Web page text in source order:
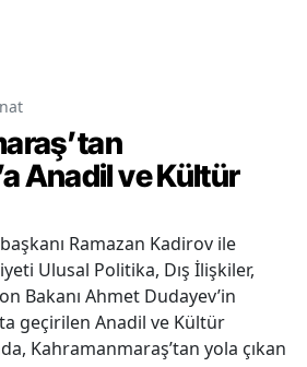
Anadil ve Kültür
Ramazan Kadirov ile
Ulusal Politika, Dış İlişkiler,
Bakanı Ahmet Dudayev’in
geçirilen Anadil ve Kültür
Kahramanmaraş’tan yola çıkan